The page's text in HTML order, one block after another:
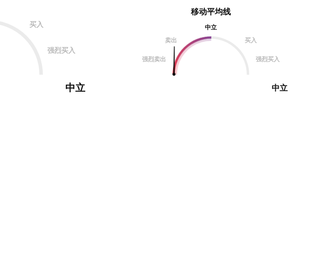
买入
强烈买入
中立
移动平均线
中立
卖出
买入
强烈卖出 强烈买入
中立